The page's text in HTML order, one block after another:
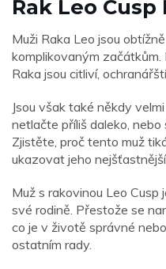
Rak Leo Cusp
Muži Raka Leo jsou
komplikovaným
Raka jsou citliví,
Jsou však také někdy
netlačte příliš daleko, nebo
Zjistěte, proč tento muž
ukazovat jeho
Muž s rakovinou Leo
své rodině. Přestože se
co je v životě správné
ostatním rady.